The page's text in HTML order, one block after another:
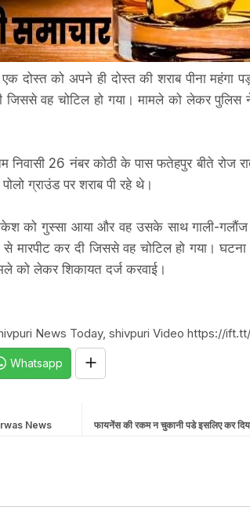
दोस्त को अपने ही दोस्त की शराब पीना महंगा
जिससे वह चोटिल हो गया। मामले को लेकर पुलिस
निवासी 26 नंबर कोठी के पास फतेहपुर बीते रोज
ग्राउंड पर शराब पी रहे थे।
को गुस्सा आया और वह उसके साथ गाली-
मारपीट कर दी जिससे वह चोटिल हो गया।
को लेकर शिकायत दर्ज करवाई।
News Today, shivpuri Video https://
Whatsapp
फायनेंस की रकम न चुकानी पडे इसलिए कर
News